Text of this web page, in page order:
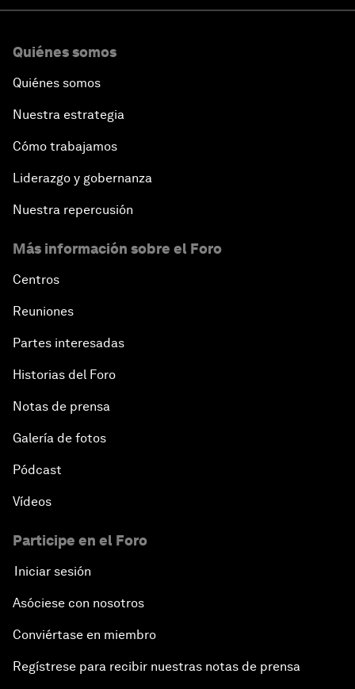
Quiénes somos
Quiénes somos
Nuestra estrategia
Cómo trabajamos
Liderazgo y gobernanza
Nuestra repercusión
Más información sobre el Foro
Centros
Reuniones
Partes interesadas
Historias del Foro
Notas de prensa
Galería de fotos
Pódcast
Vídeos
Participe en el Foro
Iniciar sesión
Asóciese con nosotros
Conviértase en miembro
Regístrese para recibir nuestras notas de prensa